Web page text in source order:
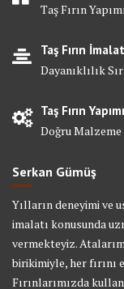
Taş Fırın
Taş Fırın
Dayanıklılık
Taş Fırın
Doğru Malzeme
Serkan Gümüş
Yılların deneyimi ve
imalatı konusunda
vermekteyiz.
birikimiyle, her
Fırınlarımızda